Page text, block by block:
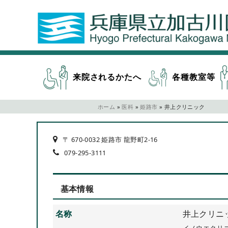
来院されるかたへ 各種教室等
ホーム » 医科 » 姫路市 » 井上クリニック
〒 670-0032 姫路市 龍野町2-16
079-295-3111
基本情報
名称 井上クリニ